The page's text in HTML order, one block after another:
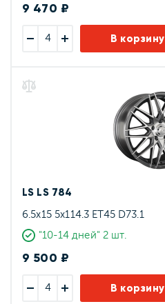
9 470 ₽
В корзину
LS LS 784
6.5x15 5x114.3 ET45 D73.1
"10-14 дней" 2 шт.
9 500 ₽
В корзину